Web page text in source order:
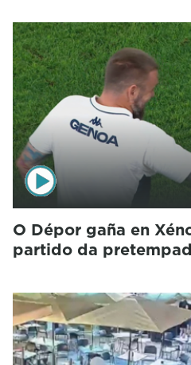
O Dépor gaña en
partido da